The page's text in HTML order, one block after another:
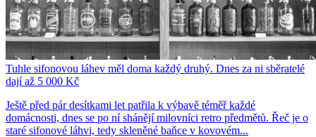
Tuhle sifonovou láhev měl doma každý druhý. Dnes za ni sběratelé
dají až 5 000 Kč
Ještě před pár desítkami let patřila k výbavě téměř každé
domácnosti, dnes se po ní shánějí milovníci retro předmětů. Řeč je o
staré sifonové láhvi, tedy skleněné baňce v kovovém...